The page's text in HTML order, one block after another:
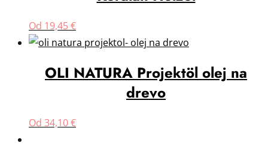
Od 19,45€
OLI NATURA Projektöl olej na
drevo
Od 34,10€